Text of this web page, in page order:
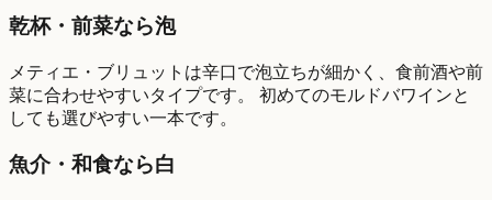
乾杯・前菜なら泡
メティエ・ブリュットは辛口で泡立ちが細かく、食前酒や前
菜に合わせやすいタイプです。 初めてのモルドバワインと
しても選びやすい一本です。
魚介・和食なら白